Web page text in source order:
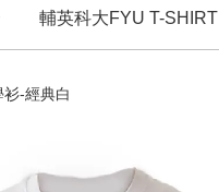
輔英科大FYU T-SHIRT
衫-經典白